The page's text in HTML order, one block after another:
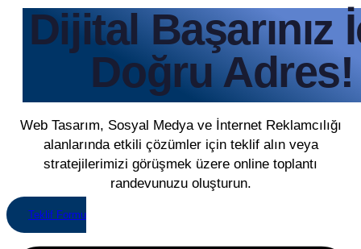
Dijital Başarınız
Doğru Adres!
Web Tasarım, Sosyal Medya ve İnternet Reklamcılığı
alanlarında etkili çözümler için teklif alın veya
stratejilerimizi görüşmek üzere online toplantı
randevunuzu oluşturun.
Teklif Formu